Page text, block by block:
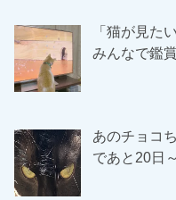
「猫が見た
みんなで鑑
あのチョコ
であと20日